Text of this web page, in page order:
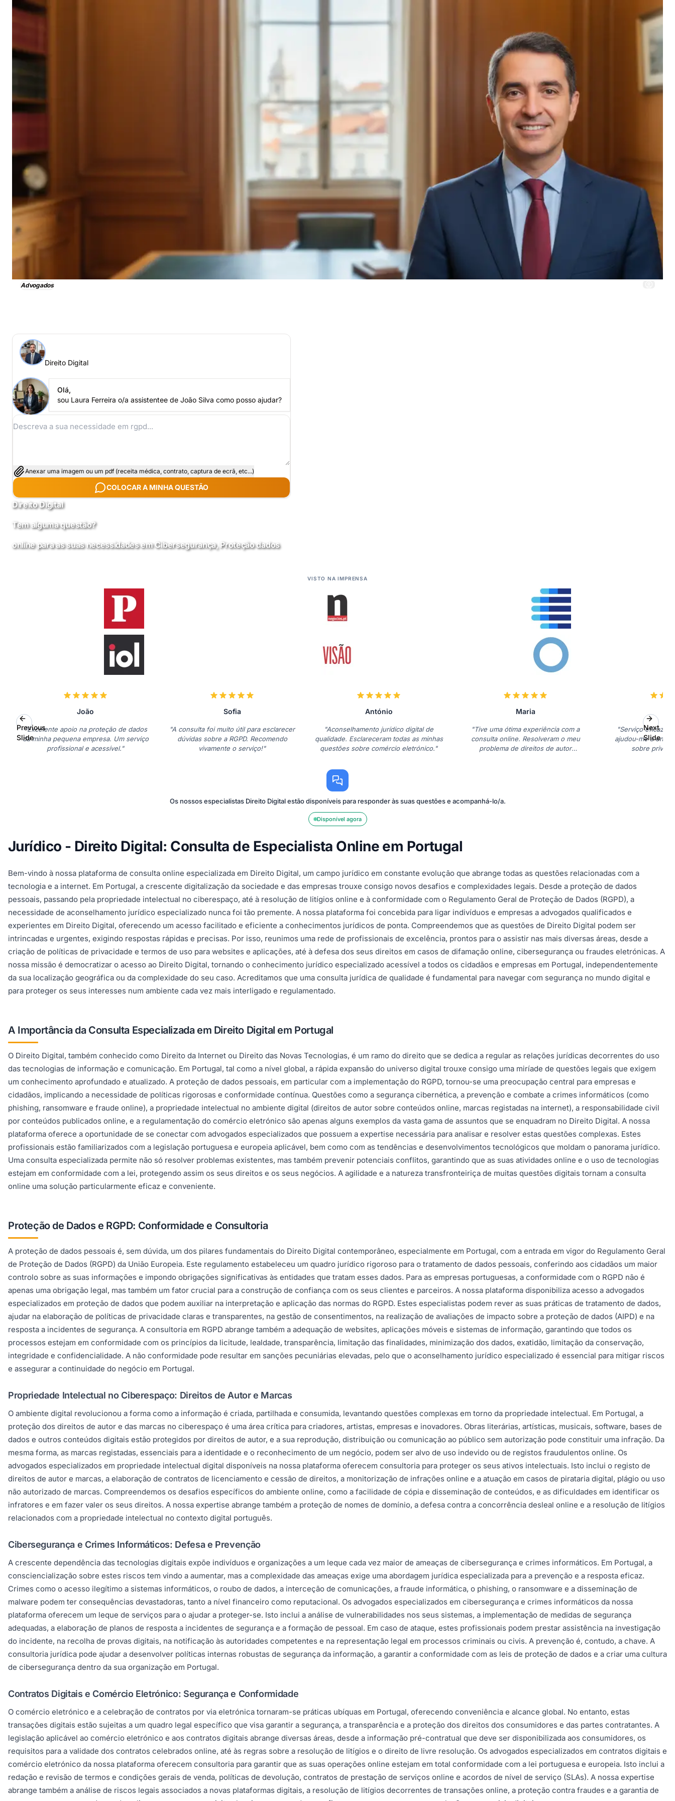
Advogados
Coloque a sua questão a João Silva
Direito Digital
Olá,
sou Laura Ferreira o/a assistentee de João Silva como posso ajudar?
Anexar uma imagem ou um pdf (receita médica, contrato, captura de ecrã, etc...)
COLOCAR A MINHA QUESTÃO
Direito Digital
Tem alguma questão?
online para as suas necessidades em Cibersegurança, Proteção dados
VISTO NA IMPRENSA
João
"Excelente apoio na proteção de dados
da minha pequena empresa. Um serviço
profissional e acessível."
Sofia
"A consulta foi muito útil para esclarecer
dúvidas sobre a RGPD. Recomendo
vivamente o serviço!"
António
"Aconselhamento jurídico digital de
qualidade. Esclareceram todas as minhas
questões sobre comércio eletrónico."
Maria
"Tive uma ótima experiência com a
consulta online. Resolveram o meu
problema de direitos de autor
"Serviço eficaz e
ajudou-me a
sobre
Previous
Slide
Next
Slide
Os nossos especialistas Direito Digital estão disponíveis para responder às suas questões e acompanhá-lo/a.
Disponível agora
Jurídico - Direito Digital: Consulta de Especialista Online em Portugal
Bem-vindo à nossa plataforma de consulta online especializada em Direito Digital, um campo jurídico em constante evolução que abrange todas as questões relacionadas com a
tecnologia e a internet. Em Portugal, a crescente digitalização da sociedade e das empresas trouxe consigo novos desafios e complexidades legais. Desde a proteção de dados
pessoais, passando pela propriedade intelectual no ciberespaço, até à resolução de litígios online e à conformidade com o Regulamento Geral de Proteção de Dados (RGPD), a
necessidade de aconselhamento jurídico especializado nunca foi tão premente. A nossa plataforma foi concebida para ligar indivíduos e empresas a advogados qualificados e
experientes em Direito Digital, oferecendo um acesso facilitado e eficiente a conhecimentos jurídicos de ponta. Compreendemos que as questões de Direito Digital podem ser
intrincadas e urgentes, exigindo respostas rápidas e precisas. Por isso, reunimos uma rede de profissionais de excelência, prontos para o assistir nas mais diversas áreas, desde a
criação de políticas de privacidade e termos de uso para websites e aplicações, até à defesa dos seus direitos em casos de difamação online, cibersegurança ou fraudes eletrónicas. A
nossa missão é democratizar o acesso ao Direito Digital, tornando o conhecimento jurídico especializado acessível a todos os cidadãos e empresas em Portugal, independentemente
da sua localização geográfica ou da complexidade do seu caso. Acreditamos que uma consulta jurídica de qualidade é fundamental para navegar com segurança no mundo digital e
para proteger os seus interesses num ambiente cada vez mais interligado e regulamentado.
A Importância da Consulta Especializada em Direito Digital em Portugal
O Direito Digital, também conhecido como Direito da Internet ou Direito das Novas Tecnologias, é um ramo do direito que se dedica a regular as relações jurídicas decorrentes do uso
das tecnologias de informação e comunicação. Em Portugal, tal como a nível global, a rápida expansão do universo digital trouxe consigo uma miríade de questões legais que exigem
um conhecimento aprofundado e atualizado. A proteção de dados pessoais, em particular com a implementação do RGPD, tornou-se uma preocupação central para empresas e
cidadãos, implicando a necessidade de políticas rigorosas e conformidade contínua. Questões como a segurança cibernética, a prevenção e combate a crimes informáticos (como
phishing, ransomware e fraude online), a propriedade intelectual no ambiente digital (direitos de autor sobre conteúdos online, marcas registadas na internet), a responsabilidade civil
por conteúdos publicados online, e a regulamentação do comércio eletrónico são apenas alguns exemplos da vasta gama de assuntos que se enquadram no Direito Digital. A nossa
plataforma oferece a oportunidade de se conectar com advogados especializados que possuem a expertise necessária para analisar e resolver estas questões complexas. Estes
profissionais estão familiarizados com a legislação portuguesa e europeia aplicável, bem como com as tendências e desenvolvimentos tecnológicos que moldam o panorama jurídico.
Uma consulta especializada permite não só resolver problemas existentes, mas também prevenir potenciais conflitos, garantindo que as suas atividades online e o uso de tecnologias
estejam em conformidade com a lei, protegendo assim os seus direitos e os seus negócios. A agilidade e a natureza transfronteiriça de muitas questões digitais tornam a consulta
online uma solução particularmente eficaz e conveniente.
Proteção de Dados e RGPD: Conformidade e Consultoria
A proteção de dados pessoais é, sem dúvida, um dos pilares fundamentais do Direito Digital contemporâneo, especialmente em Portugal, com a entrada em vigor do Regulamento Geral
de Proteção de Dados (RGPD) da União Europeia. Este regulamento estabeleceu um quadro jurídico rigoroso para o tratamento de dados pessoais, conferindo aos cidadãos um maior
controlo sobre as suas informações e impondo obrigações significativas às entidades que tratam esses dados. Para as empresas portuguesas, a conformidade com o RGPD não é
apenas uma obrigação legal, mas também um fator crucial para a construção de confiança com os seus clientes e parceiros. A nossa plataforma disponibiliza acesso a advogados
especializados em proteção de dados que podem auxiliar na interpretação e aplicação das normas do RGPD. Estes especialistas podem rever as suas práticas de tratamento de dados,
ajudar na elaboração de políticas de privacidade claras e transparentes, na gestão de consentimentos, na realização de avaliações de impacto sobre a proteção de dados (AIPD) e na
resposta a incidentes de segurança. A consultoria em RGPD abrange também a adequação de websites, aplicações móveis e sistemas de informação, garantindo que todos os
processos estejam em conformidade com os princípios da licitude, lealdade, transparência, limitação das finalidades, minimização dos dados, exatidão, limitação da conservação,
integridade e confidencialidade. A não conformidade pode resultar em sanções pecuniárias elevadas, pelo que o aconselhamento jurídico especializado é essencial para mitigar riscos
e assegurar a continuidade do negócio em Portugal.
Propriedade Intelectual no Ciberespaço: Direitos de Autor e Marcas
O ambiente digital revolucionou a forma como a informação é criada, partilhada e consumida, levantando questões complexas em torno da propriedade intelectual. Em Portugal, a
proteção dos direitos de autor e das marcas no ciberespaço é uma área crítica para criadores, artistas, empresas e inovadores. Obras literárias, artísticas, musicais, software, bases de
dados e outros conteúdos digitais estão protegidos por direitos de autor, e a sua reprodução, distribuição ou comunicação ao público sem autorização pode constituir uma infração. Da
mesma forma, as marcas registadas, essenciais para a identidade e o reconhecimento de um negócio, podem ser alvo de uso indevido ou de registos fraudulentos online. Os
advogados especializados em propriedade intelectual digital disponíveis na nossa plataforma oferecem consultoria para proteger os seus ativos intelectuais. Isto inclui o registo de
direitos de autor e marcas, a elaboração de contratos de licenciamento e cessão de direitos, a monitorização de infrações online e a atuação em casos de pirataria digital, plágio ou uso
não autorizado de marcas. Compreendemos os desafios específicos do ambiente online, como a facilidade de cópia e disseminação de conteúdos, e as dificuldades em identificar os
infratores e em fazer valer os seus direitos. A nossa expertise abrange também a proteção de nomes de domínio, a defesa contra a concorrência desleal online e a resolução de litígios
relacionados com a propriedade intelectual no contexto digital português.
Cibersegurança e Crimes Informáticos: Defesa e Prevenção
A crescente dependência das tecnologias digitais expõe indivíduos e organizações a um leque cada vez maior de ameaças de cibersegurança e crimes informáticos. Em Portugal, a
consciencialização sobre estes riscos tem vindo a aumentar, mas a complexidade das ameaças exige uma abordagem jurídica especializada para a prevenção e a resposta eficaz.
Crimes como o acesso ilegítimo a sistemas informáticos, o roubo de dados, a interceção de comunicações, a fraude informática, o phishing, o ransomware e a disseminação de
malware podem ter consequências devastadoras, tanto a nível financeiro como reputacional. Os advogados especializados em cibersegurança e crimes informáticos da nossa
plataforma oferecem um leque de serviços para o ajudar a proteger-se. Isto inclui a análise de vulnerabilidades nos seus sistemas, a implementação de medidas de segurança
adequadas, a elaboração de planos de resposta a incidentes de segurança e a formação de pessoal. Em caso de ataque, estes profissionais podem prestar assistência na investigação
do incidente, na recolha de provas digitais, na notificação às autoridades competentes e na representação legal em processos criminais ou civis. A prevenção é, contudo, a chave. A
consultoria jurídica pode ajudar a desenvolver políticas internas robustas de segurança da informação, a garantir a conformidade com as leis de proteção de dados e a criar uma cultura
de cibersegurança dentro da sua organização em Portugal.
Contratos Digitais e Comércio Eletrónico: Segurança e Conformidade
O comércio eletrónico e a celebração de contratos por via eletrónica tornaram-se práticas ubíquas em Portugal, oferecendo conveniência e alcance global. No entanto, estas
transações digitais estão sujeitas a um quadro legal específico que visa garantir a segurança, a transparência e a proteção dos direitos dos consumidores e das partes contratantes. A
legislação aplicável ao comércio eletrónico e aos contratos digitais abrange diversas áreas, desde a informação pré-contratual que deve ser disponibilizada aos consumidores, os
requisitos para a validade dos contratos celebrados online, até às regras sobre a resolução de litígios e o direito de livre resolução. Os advogados especializados em contratos digitais e
comércio eletrónico da nossa plataforma oferecem consultoria para garantir que as suas operações online estejam em total conformidade com a lei portuguesa e europeia. Isto inclui a
redação e revisão de termos e condições gerais de venda, políticas de devolução, contratos de prestação de serviços online e acordos de nível de serviço (SLAs). A nossa expertise
abrange também a análise de riscos legais associados a novas plataformas digitais, a resolução de litígios decorrentes de transações online, a proteção contra fraudes e a garantia de